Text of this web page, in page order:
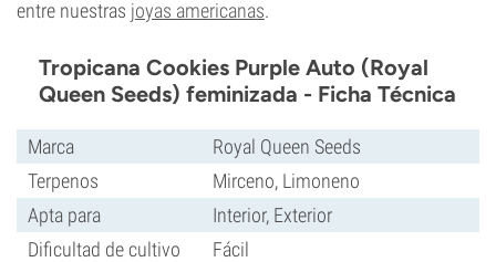
entre nuestras joyas americanas.
Tropicana Cookies Purple Auto (Royal
Queen Seeds) feminizada - Ficha Técnica
Marca
Royal Queen Seeds
Terpenos
Mirceno, Limoneno
Apta para
Interior, Exterior
Dificultad de cultivo
Fácil